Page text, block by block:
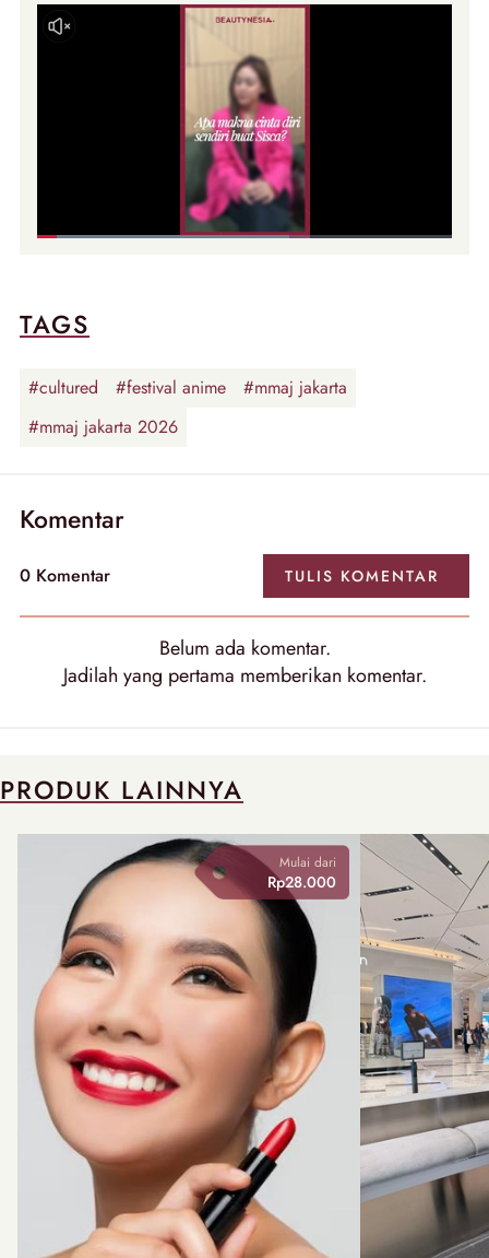
TAGS
#cultured #festival anime
#mmaj jakarta
#mmaj jakarta 2026
Komentar
0 Komentar TULIS KOMENTAR
Belum ada komentar.
Jadilah yang pertama memberikan komentar.
PRODUK LAINNYA
Mulai dari
Rp28.000